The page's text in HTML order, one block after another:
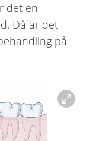
det en
Då är det
på